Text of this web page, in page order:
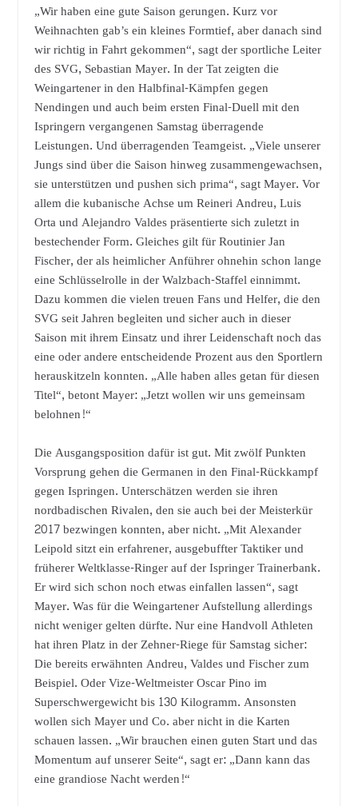
„Wir haben eine gute Saison gerungen. Kurz vor
Weihnachten gab’s ein kleines Formtief, aber danach sind
wir richtig in Fahrt gekommen“, sagt der sportliche Leiter
des SVG, Sebastian Mayer. In der Tat zeigten die
Weingartener in den Halbfinal-Kämpfen gegen
Nendingen und auch beim ersten Final-Duell mit den
Ispringern vergangenen Samstag überragende
Leistungen. Und überragenden Teamgeist. „Viele unserer
Jungs sind über die Saison hinweg zusammengewachsen,
sie unterstützen und pushen sich prima“, sagt Mayer. Vor
allem die kubanische Achse um Reineri Andreu, Luis
Orta und Alejandro Valdes präsentierte sich zuletzt in
bestechender Form. Gleiches gilt für Routinier Jan
Fischer, der als heimlicher Anführer ohnehin schon lange
eine Schlüsselrolle in der Walzbach-Staffel einnimmt.
Dazu kommen die vielen treuen Fans und Helfer, die den
SVG seit Jahren begleiten und sicher auch in dieser
Saison mit ihrem Einsatz und ihrer Leidenschaft noch das
eine oder andere entscheidende Prozent aus den Sportlern
herauskitzeln konnten. „Alle haben alles getan für diesen
Titel“, betont Mayer: „Jetzt wollen wir uns gemeinsam
belohnen!“
Die Ausgangsposition dafür ist gut. Mit zwölf Punkten
Vorsprung gehen die Germanen in den Final-Rückkampf
gegen Ispringen. Unterschätzen werden sie ihren
nordbadischen Rivalen, den sie auch bei der Meisterkür
2017 bezwingen konnten, aber nicht. „Mit Alexander
Leipold sitzt ein erfahrener, ausgebuffter Taktiker und
früherer Weltklasse-Ringer auf der Ispringer Trainerbank.
Er wird sich schon noch etwas einfallen lassen“, sagt
Mayer. Was für die Weingartener Aufstellung allerdings
nicht weniger gelten dürfte. Nur eine Handvoll Athleten
hat ihren Platz in der Zehner-Riege für Samstag sicher:
Die bereits erwähnten Andreu, Valdes und Fischer zum
Beispiel. Oder Vize-Weltmeister Oscar Pino im
Superschwergewicht bis 130 Kilogramm. Ansonsten
wollen sich Mayer und Co. aber nicht in die Karten
schauen lassen. „Wir brauchen einen guten Start und das
Momentum auf unserer Seite“, sagt er: „Dann kann das
eine grandiose Nacht werden!“